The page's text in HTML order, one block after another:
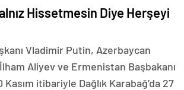
Hissetmesin Diye Herşeyi
Vladimir Putin, Azerbaycan
Aliyev ve Ermenistan Başbakanı
Kasım itibariyle Dağlık Karabağ’da 27